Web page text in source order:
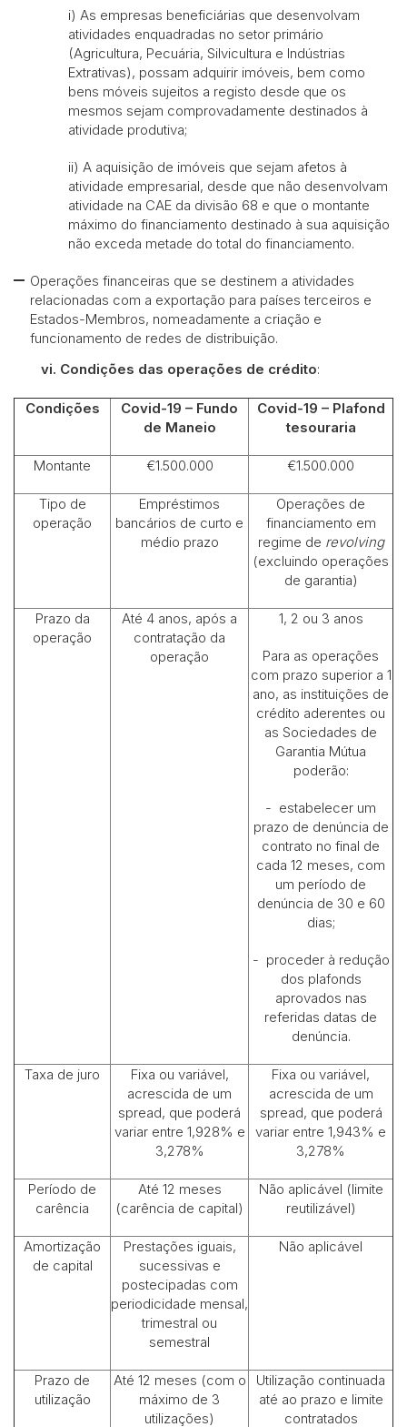
i) As empresas beneficiárias que desenvolvam
atividades enquadradas no setor primário
(Agricultura, Pecuária, Silvicultura e Indústrias
Extrativas), possam adquirir imóveis, bem como
bens móveis sujeitos a registo desde que os
mesmos sejam comprovadamente destinados à
atividade produtiva;
ii) A aquisição de imóveis que sejam afetos à
atividade empresarial, desde que não desenvolvam
atividade na CAE da divisão 68 e que o montante
máximo do financiamento destinado à sua aquisição
não exceda metade do total do financiamento.
Operações financeiras que se destinem a atividades
relacionadas com a exportação para países terceiros e
Estados-Membros, nomeadamente a criação e
funcionamento de redes de distribuição.
vi. Condições das operações de crédito:
Condições
Covid-19 – Fundo
de Maneio
Covid-19 – Plafond
tesouraria
Montante €1.500.000 €1.500.000
Tipo de
operação
Empréstimos
bancários de curto e
médio prazo
Operações de
financiamento em
regime de revolving
(excluindo operações
de garantia)
Prazo da
operação
Até 4 anos, após a
contratação da
operação
1, 2 ou 3 anos
Para as operações
com prazo superior a 1
ano, as instituições de
crédito aderentes ou
as Sociedades de
Garantia Mútua
poderão:
- estabelecer um
prazo de denúncia de
contrato no final de
cada 12 meses, com
um período de
denúncia de 30 e 60
dias;
- proceder à redução
dos plafonds
aprovados nas
referidas datas de
denúncia.
Taxa de juro
Fixa ou variável,
acrescida de um
spread, que poderá
variar entre 1,928% e
3,278%
Fixa ou variável,
acrescida de um
spread, que poderá
variar entre 1,943% e
3,278%
Período de
carência
Até 12 meses
(carência de capital)
Não aplicável (limite
reutilizável)
Amortização
de capital
Prestações iguais,
sucessivas e
postecipadas com
periodicidade mensal,
trimestral ou
semestral
Não aplicável
Prazo de
utilização
Até 12 meses (com o
máximo de 3
utilizações)
Utilização continuada
até ao prazo e limite
contratados